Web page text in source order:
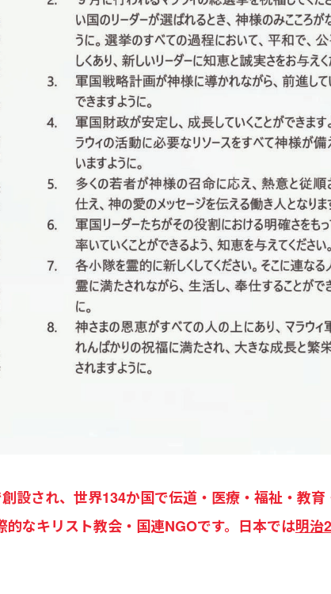
され、世界134か国で伝道・医療・福祉・教育
なキリスト教会・国連NGOです。日本では明治